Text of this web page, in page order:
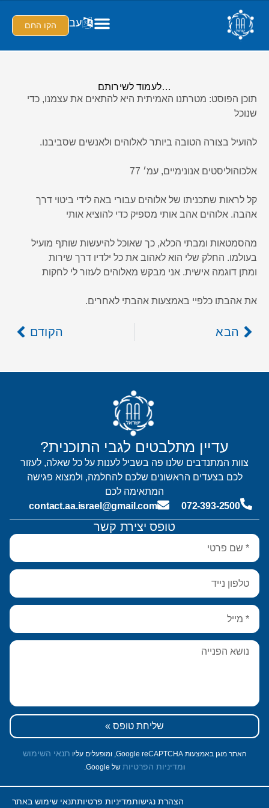
הקו החם עב
…לעמוד לשירותם
תוכן הפוסט: מטרתנו האמיתית היא להתאים את עצמנו, כדי
שנוכל
להועיל בצורה הטובה ביותר לאלוהים ולאנשים שסביבנו.
אלכוהוליסטים אנונימיים, עמ׳ 77
קל לראות שתכניתו של אלוהים עבורי באה לידי ביטוי דרך
אהבה. אלוהים אהב אותי מספיק כדי להוציא אותי
מהסמטאות ומבתי הכלא, כך שאוכל להיעשות שותף מועיל
בעולמו. החלק שלי הוא לאהוב את כל ילדיו דרך שירות
ומתן דוגמה אישית. אני מבקש מאלוהים לעזור לי לחקות
את אהבתו כלפיי באמצעות אהבתי לאחרים.
הבא הקודם
טופס יצירת קשר
שליחת טופס »
האתר מוגן באמצעות Google reCAPTCHA, ומופעלים עליו תנאי השימוש
ומדיניות הפרטיות של Google.
עדיין מתלבטים לגבי התוכנית?
צוות המתנדבים שלנו פה בשביל לענות על כל שאלה, לעזור
לכם בצעדים הראשונים שלכם להחלמה, ולמצוא פגישה
המתאימה לכם
072-393-2500
contact.aa.israel@gmail.com
תנאי שימוש באתרמדיניות פרטיותהצהרת נגישות